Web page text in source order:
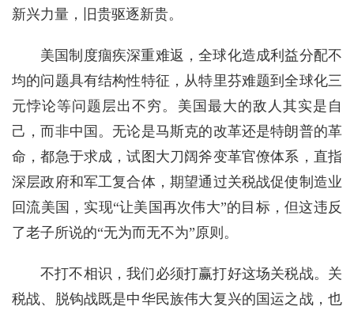
新兴力量，旧贵驱逐新贵。
美国制度痼疾深重难返，全球化造成利益分配不
均的问题具有结构性特征，从特里芬难题到全球化三
元悖论等问题层出不穷。美国最大的敌人其实是自
己，而非中国。无论是马斯克的改革还是特朗普的革
命，都急于求成，试图大刀阔斧变革官僚体系，直指
深层政府和军工复合体，期望通过关税战促使制造业
回流美国，实现“让美国再次伟大”的目标，但这违反
了老子所说的“无为而无不为”原则。
不打不相识，我们必须打赢打好这场关税战。关
税战、脱钩战既是中华民族伟大复兴的国运之战，也